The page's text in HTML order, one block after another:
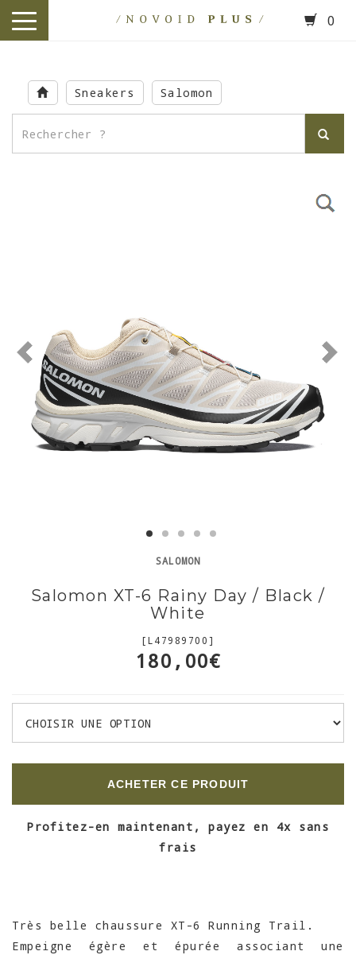
main
content
toggle
0
Sneakers Salomon
SALOMON
Salomon XT-6 Rainy Day / Black /
White
[L47989700]
180,00€
ACHETER CE PRODUIT
Profitez-en maintenant, payez en 4x sans
frais
Très belle chaussure XT-6 Running Trail.
Empeigne égère et épurée associant une